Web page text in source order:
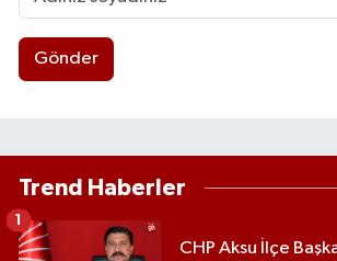
Gönder
Trend Haberler
CHP Aksu İlçe
1